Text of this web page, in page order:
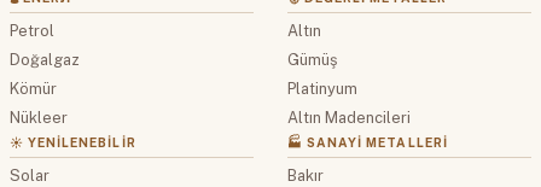
Petrol
Doğalgaz
Kömür
Nükleer
☀️ YENILENEBILIR
Solar
Altın
Gümüş
Platinyum
Altın Madencileri
🏭 SANAYI METALLERI
Bakır